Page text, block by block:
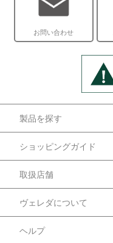
お問い合わせ
製品を探す
ショッピングガイド
取扱店舗
ヴェレダについて
ヘルプ